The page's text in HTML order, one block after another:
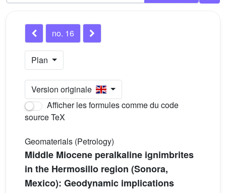
no. 16
Plan
Version originale
Afficher les formules comme du code
source TeX
Geomaterials (Petrology)
Middle Miocene peralkaline ignimbrites
in the Hermosillo region (Sonora,
Mexico): Geodynamic implications